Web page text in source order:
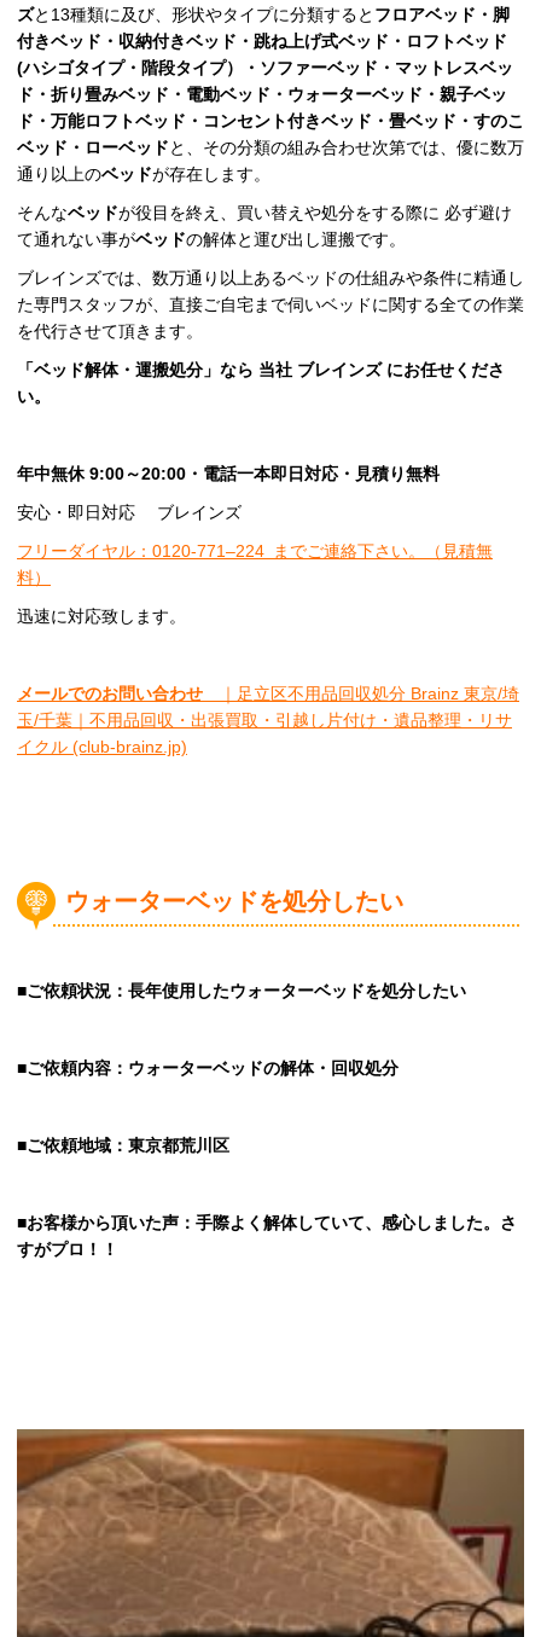
ズと13種類に及び、形状やタイプに分類すると フロアベッド・脚
付きベッド・収納付きベッド・跳ね上げ式ベッド・ロフトベッド
(ハシゴタイプ・階段タイプ）
・ソファーベッド・マットレスベッ
ド・折り畳みベッド・電動ベッド ・ウォーターベッド・親子ベッ
ド・万能ロフトベッド・コンセント付きベッド・畳ベッド・すのこ
ベッド・ローベッドと、その分類の組み合わせ次第では、優に数万
通り以上のベッドが存在します。
そんなベッドが役目を終え、買い替えや処分をする際に 必ず避け
て通れない事がベッドの解体と運び出し運搬です。
ブレインズでは、数万通り以上あるベッドの仕組みや条件に精通し
た専門スタッフが、直接ご自宅まで伺いベッドに関する全ての作業
を代行させて頂きます。
「ベッド解体・運搬処分」なら 当社 ブレインズ にお任せくださ
い。
年中無休 9:00～20:00・電話一本即日対応・見積り無料
安心・即日対応 ブレインズ
フリーダイヤル：0120-771–224 までご連絡下さい。
（見積無
料）
迅速に対応致します。
メールでのお問い合わせ
｜足立区不用品回収処分 Brainz 東京/埼
玉/千葉｜不用品回収・出張買取・引越し片付け・遺品整理・リサ
イクル (club-brainz.jp)
ウォーターベッドを処分したい
■ご依頼状況：長年使用したウォーターベッドを処分したい
■ご依頼内容：ウォーターベッドの解体・回収処分
■ご依頼地域：東京都荒川区
■お客様から頂いた声：手際よく解体していて、感心しました。さ
すがプロ！！